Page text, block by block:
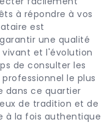
à répondre à vos
est
une qualité
et l'évolution
de consulter les
le plus
dans ce quartier
de tradition et de
à la fois authentique